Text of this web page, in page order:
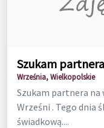
Szukam
Września, Wielkopolskie
Szukam partnera na
Wrześni . Tego dnia
świadkową....